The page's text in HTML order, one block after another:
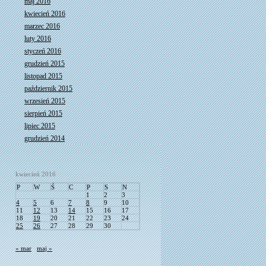
kwiecień 2016
marzec 2016
luty 2016
styczeń 2016
grudzień 2015
listopad 2015
październik 2015
wrzesień 2015
sierpień 2015
lipiec 2015
grudzień 2014
kwiecień 2016
P
W Ś C P S
N
1
2
3
4
5 6 7 8 9
10
11
12 13 14 15 16
17
18
19 20 21 22 23
24
25
26 27 28 29 30
« mar maj »